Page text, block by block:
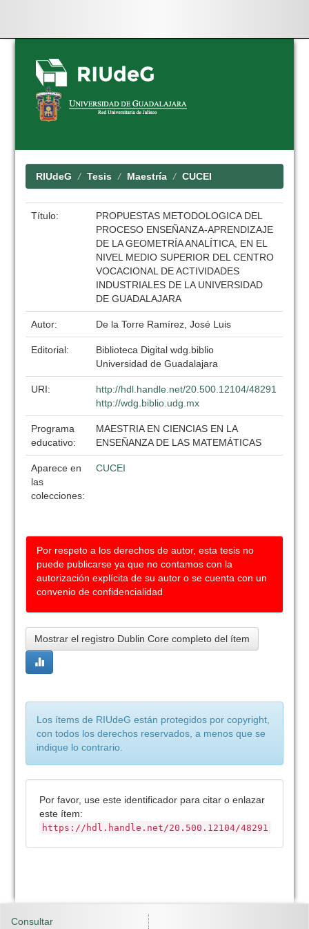
Skip
navigation
RIUdeG Tesis Maestría CUCEI
Título:
PROPUESTAS METODOLOGICA DEL
PROCESO ENSEÑANZA-APRENDIZAJE
DE LA GEOMETRÍA ANALÍTICA, EN EL
NIVEL MEDIO SUPERIOR DEL CENTRO
VOCACIONAL DE ACTIVIDADES
INDUSTRIALES DE LA UNIVERSIDAD
DE GUADALAJARA
Autor: De la Torre Ramírez, José Luis
Editorial:
Biblioteca Digital wdg.biblio
Universidad de Guadalajara
URI:
http://hdl.handle.net/20.500.12104/48291
http://wdg.biblio.udg.mx
Programa
educativo:
MAESTRIA EN CIENCIAS EN LA
ENSEÑANZA DE LAS MATEMÁTICAS
Aparece en
las
colecciones:
CUCEI
Por respeto a los derechos de autor, esta tesis no
puede publicarse ya que no contamos con la
autorización explícita de su autor o se cuenta con un
convenio de confidencialidad
Mostrar el registro Dublin Core completo del ítem
Los ítems de RIUdeG están protegidos por copyright,
con todos los derechos reservados, a menos que se
indique lo contrario.
Por favor, use este identificador para citar o enlazar
este ítem:
https://hdl.handle.net/20.500.12104/48291
Consultar